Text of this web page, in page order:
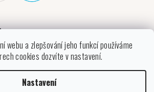
webu a zlepšování jeho funkcí používáme
cookies dozvíte v nastavení.
Nastavení
VINIKO. Všechna práva vyhrazena.
nastavení cookies